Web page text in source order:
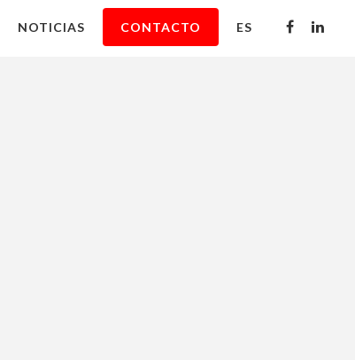
NOTICIAS CONTACTO ES